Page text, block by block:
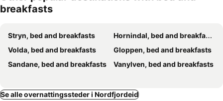
breakfasts
Stryn, bed and breakfasts
Hornindal, bed and breakfasts
Volda, bed and breakfasts
Gloppen, bed and breakfasts
Sandane, bed and breakfasts
Vanylven, bed and breakfasts
Se alle overnattingssteder i Nordfjordeid